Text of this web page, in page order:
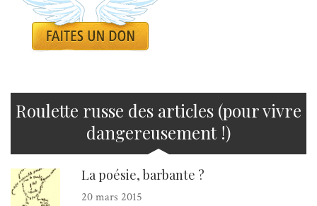
Roulette russe des articles (pour vivre
dangereusement !)
La poésie, barbante ?
20 mars 2015